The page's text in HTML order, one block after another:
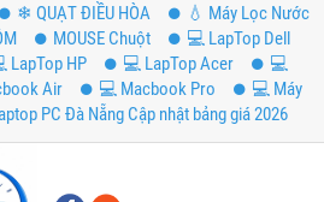
❄ QUẠT ĐIỀU HÒA
💧 Máy Lọc Nước
MOUSE Chuột
💻 LapTop Dell
LapTop HP 💻 LapTop Acer
💻
Air 💻 Macbook Pro
💻 Máy
PC Đà Nẵng Cập nhật bảng giá 2026